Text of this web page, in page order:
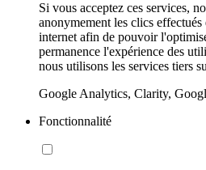
Si vous acceptez ces services,
anonymement les clics
internet afin de pouvoir
permanence l'expérience des
nous utilisons les services tiers
Google Analytics, Clarity,
Fonctionnalité